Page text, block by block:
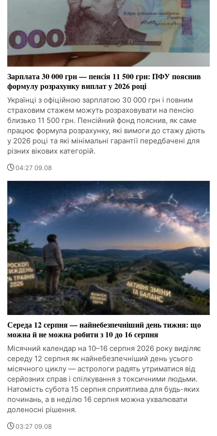
Зарплата 30 000 грн — пенсія 11 500 грн: ПФУ пояснив
формулу розрахунку виплат у 2026 році
Українці з офіційною зарплатою 30 000 грн і повним
страховим стажем можуть розраховувати на пенсію
близько 11 500 грн. Пенсійний фонд пояснив, як саме
працює формула розрахунку, які вимоги до стажу діють
у 2026 році та які мінімальні гарантії передбачені для
різних вікових категорій.
04:27 09.08
Середа 12 серпня — найнебезпечніший день тижня: що
можна й не можна робити з 10 до 16 серпня
Місячний календар на 10–16 серпня 2026 року виділяє
середу 12 серпня як найнебезпечніший день усього
місячного циклу — астрологи радять утриматися від
серйозних справ і спілкування з токсичними людьми.
Натомість субота 15 серпня сприятлива для будь-яких
починань, а в неділю 16 серпня можна ухвалювати
доленосні рішення.
03:27 09.08